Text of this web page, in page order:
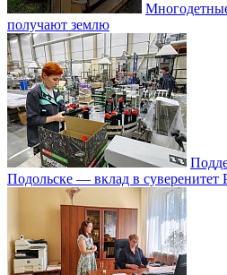
получают землю
Подольске — вклад в суверенитет